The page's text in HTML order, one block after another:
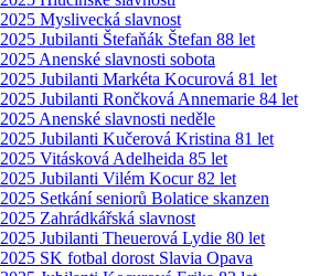
2025 Myslivecká slavnost
2025 Jubilanti Štefaňák Štefan 88 let
2025 Anenské slavnosti sobota
2025 Jubilanti Markéta Kocurová 81 let
2025 Jubilanti Rončková Annemarie 84 let
2025 Anenské slavnosti neděle
2025 Jubilanti Kučerová Kristina 81 let
2025 Vitásková Adelheida 85 let
2025 Jubilanti Vilém Kocur 82 let
2025 Setkání seniorů Bolatice skanzen
2025 Zahrádkářská slavnost
2025 Jubilanti Theuerová Lydie 80 let
2025 SK fotbal dorost Slavia Opava